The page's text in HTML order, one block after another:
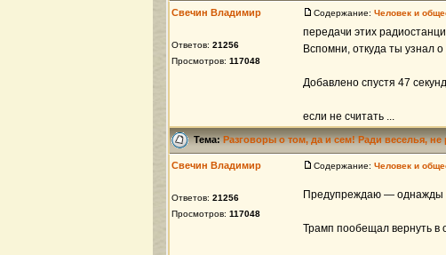
Свечин Владимир
Ответов: 21256
Просмотров: 117048
Содержание: Человек и
передачи этих
Вспомни, откуда ты узнал
Добавлено спустя 47
если не считать ...
Тема:Разговоры о том, да и сем! Ради веселья,
Свечин Владимир
Ответов: 21256
Просмотров: 117048
Содержание: Человек и
Предупреждаю — однажды
Трамп пообещал вернуть в